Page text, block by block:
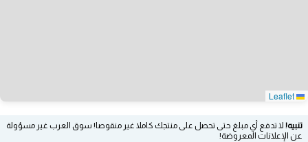
تنبيه! لا تدفع أي مبلغ حتى تحصل على منتجك كاملا غير منقوصا! سوق العرب غير مسؤولة
عن الإعلانات المعروضة!